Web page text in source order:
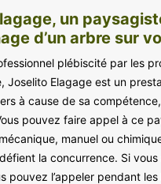
un
d’un arbre sur
plébiscité par les
Joselito Elagage est un
à cause de sa
pouvez faire appel à ce
manuel ou
la concurrence. Si
pouvez l’appeler pendant